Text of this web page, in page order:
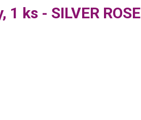
ks - SILVER ROSE